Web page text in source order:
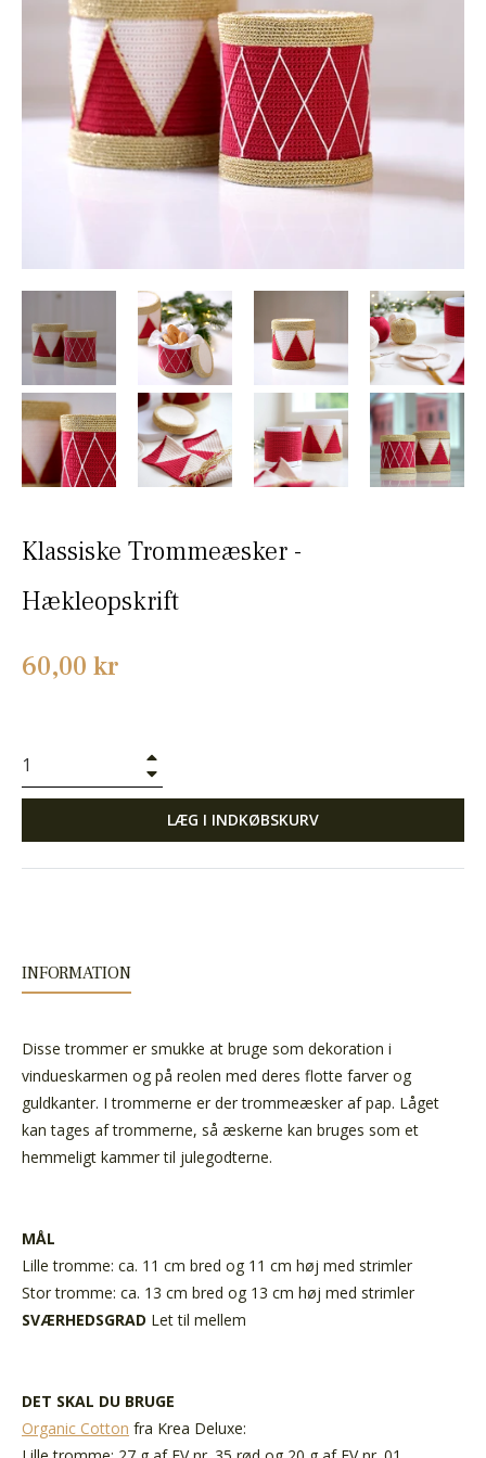
Klassiske Trommeæsker -
Hækleopskrift
Normalpris
60,00 kr
LÆG I INDKØBSKURV
INFORMATION
Disse trommer er smukke at bruge som dekoration i
vindueskarmen og på reolen med deres flotte farver og
guldkanter. I trommerne er der trommeæsker af pap. Låget
kan tages af trommerne, så æskerne kan bruges som et
hemmeligt kammer til julegodterne.
MÅL
Lille tromme: ca. 11 cm bred og 11 cm høj med strimler
Stor tromme: ca. 13 cm bred og 13 cm høj med strimler
SVÆRHEDSGRAD Let til mellem
DET SKAL DU BRUGE
Organic Cotton fra Krea Deluxe: